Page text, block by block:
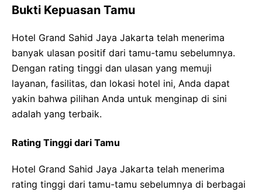
Bukti Kepuasan Tamu
Hotel Grand Sahid Jaya Jakarta telah menerima
banyak ulasan positif dari tamu-tamu sebelumnya.
Dengan rating tinggi dan ulasan yang memuji
layanan, fasilitas, dan lokasi hotel ini, Anda dapat
yakin bahwa pilihan Anda untuk menginap di sini
adalah yang terbaik.
Rating Tinggi dari Tamu
Hotel Grand Sahid Jaya Jakarta telah menerima
rating tinggi dari tamu-tamu sebelumnya di berbagai